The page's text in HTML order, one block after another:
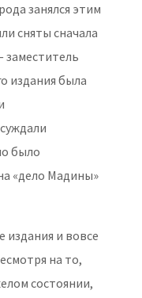
занялся этим
сняты сначала
издания была
было
«дело Мадины»
и вовсе
на то,
состоянии,